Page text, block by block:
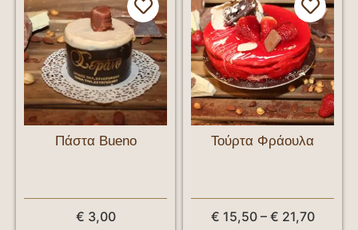
Πάστα Bueno
€ 3,00
Τούρτα Φράουλα
€ 15,50 – € 21,70